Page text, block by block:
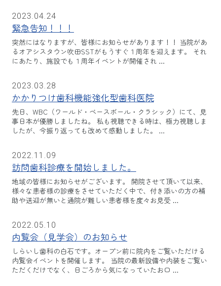
緊急告知！！！
突然にはなりますが、皆様にお知らせがあります！！ 当院があ
るオアシスタウン吹田SSTがもうすぐ１周年を迎えます。 それ
にあたり、施設でも１周年イベントが開催され ...
2023.04.24
かかりつけ歯科機能強化型歯科医院
先日、WBC（ワールド・ベースボール・クラシック）にて、見
事日本が優勝しましたね。 私も視聴できる時は、極力視聴しま
したが、今振り返っても改めて感動しました。 ...
2023.03.28
訪問歯科診療を開始しました。
地域の皆様にお知らせがございます。 開院させて頂いて以来、
様々な患者様の診療をさせていただく中で、付き添いの方の補
助や送迎が無いと通院が難しい患者様を度々お見受 ...
2022.11.09
内覧会（見学会）のお知らせ
しらいし歯科の白石です。オープン前に院内をご覧いただける
内覧会イベントを開催します。 当院の最新設備や内装をご覧い
ただくだけでなく、日ごろから気になっていたお口 ...
2022.05.10